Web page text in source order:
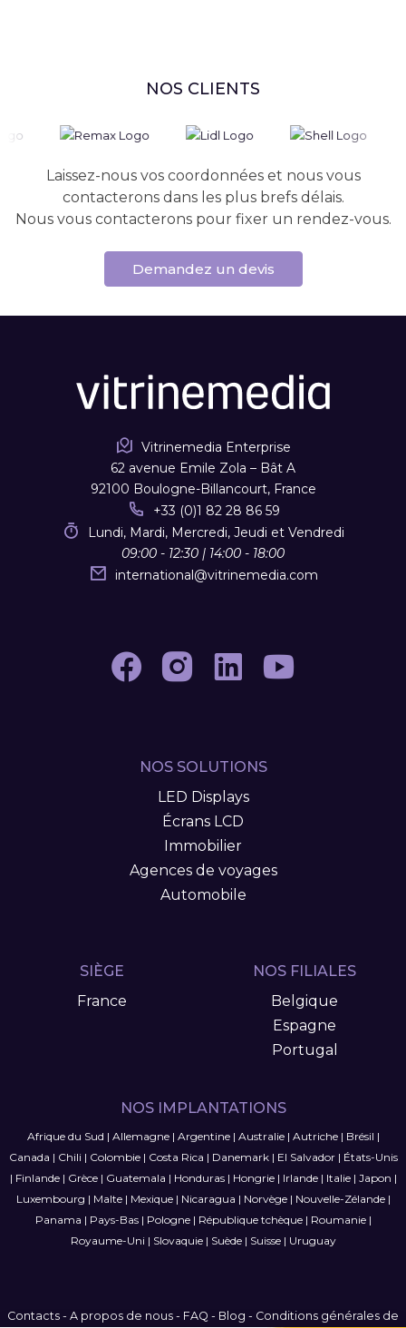
NOS CLIENTS
Laissez-nous vos coordonnées et nous vous
contacterons dans les plus brefs délais.
Nous vous contacterons pour fixer un rendez-vous.
Demandez un devis
Vitrinemedia Enterprise
62 avenue Emile Zola – Bât A
92100 Boulogne-Billancourt, France
+33 (0)1 82 28 86 59
Lundi, Mardi, Mercredi, Jeudi et Vendredi
09:00 - 12:30 | 14:00 - 18:00
international@vitrinemedia.com
NOS SOLUTIONS
LED Displays
Écrans LCD
Immobilier
Agences de voyages
Automobile
SIÈGE
France
NOS FILIALES
Belgique
Espagne
Portugal
NOS IMPLANTATIONS
Afrique du Sud | Allemagne| Argentine| Australie| Autriche| Brésil |
Canada | Chili | Colombie| Costa Rica | Danemark| El Salvador| États-Unis
| Finlande| Grèce| Guatemala | Honduras| Hongrie| Irlande| Italie| Japon |
Luxembourg | Malte| Mexique| Nicaragua | Norvège| Nouvelle-Zélande|
Panama | Pays-Bas| Pologne| République tchèque| Roumanie|
Royaume-Uni | Slovaquie| Suède| Suisse| Uruguay
Contacts - A propos de nous - FAQ - Blog - Conditions générales de